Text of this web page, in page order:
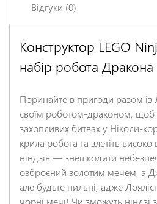
Відгуки (0)
Конструктор LEGO
набір робота
Поринайте в пригоди разом
своїм роботом-драконом, щоб
захопливих битвах у Ніколи-
крила робота та злетіть
ніндзів — знешкодити
озброєний золотим мечем, а
але будьте пильні, адже
чорні мечі! Чи зможуть ніндзі
Залишіть відгук про цей товар
*
Ім'я
*
Заголовок відгуку
*
Відгук